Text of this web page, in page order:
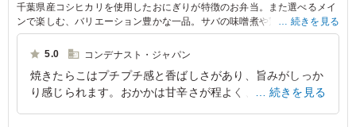
千葉県産コシヒカリを使用したおにぎりが特徴のお弁当。また選べるメイ
ンで楽しむ、バリエーション豊かな一品。サバの味噌煮や鶏の照り焼きな
ど、あなたのお好みのメニューが揃っています。玉子焼きや肉団子、ちく
わ揚げも加わり、彩り豊かな食事をお楽しみいただけます。
※選べるメインは「サバの味噌煮」か「サバの麴焼き」か「鶏の照り焼
き」か「豚の生姜焼き」からお選びいただけます。下記プルダウンよりお
続きを見る
5.0 コンデナスト・ジャパン
焼きたらこはプチプチ感と香ばしさがあり、旨みがしっか
り感じられます。おかかは甘辛さが程よく、ごはんとの相
続きを見る